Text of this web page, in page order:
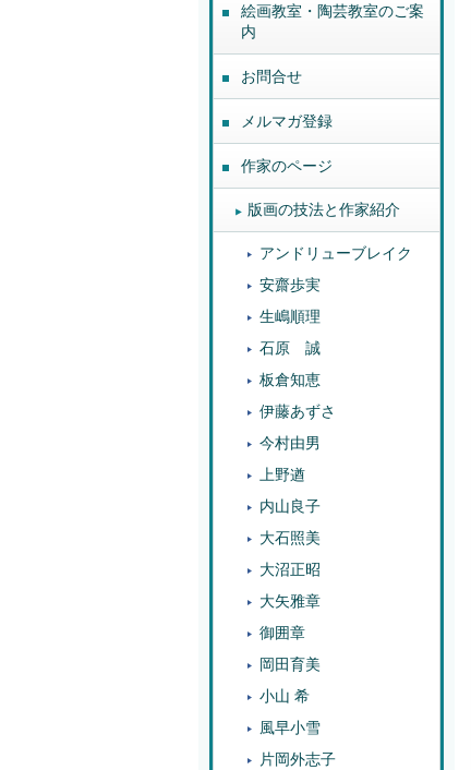
絵画教室・陶芸教室のご案
内
お問合せ
メルマガ登録
作家のページ
版画の技法と作家紹介
アンドリューブレイク
安齋歩実
生嶋順理
石原 誠
板倉知恵
伊藤あずさ
今村由男
上野遒
内山良子
大石照美
大沼正昭
大矢雅章
御囲章
岡田育美
小山 希
風早小雪
片岡外志子